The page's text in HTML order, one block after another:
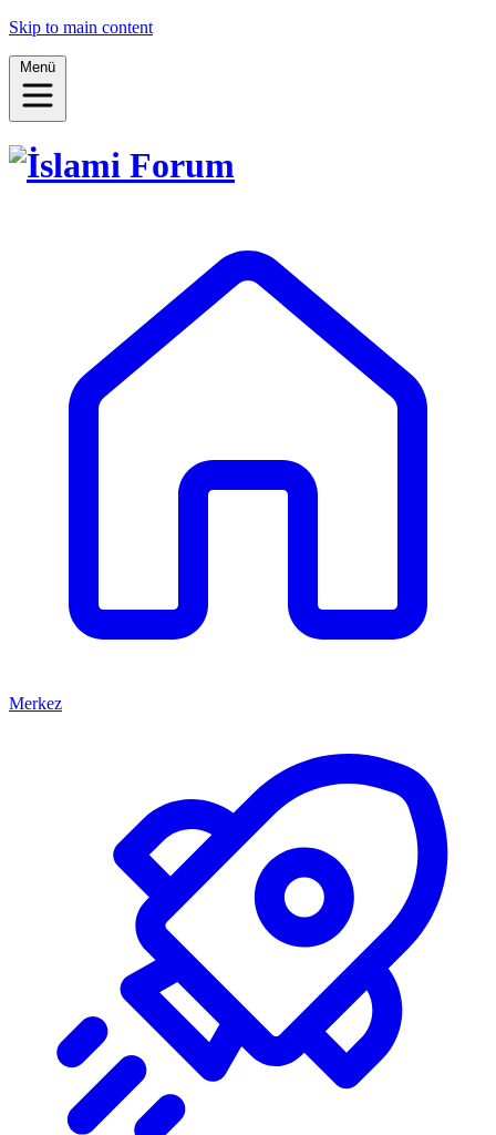
Skip to main content
Menü
Merkez